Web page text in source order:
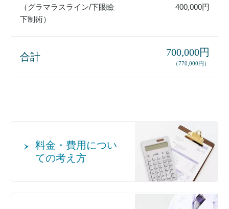
（グラマラスライン/下眼瞼
下制術）
400,000円
合計 700,000円
（770,000円）
料金・費用につい
ての考え方